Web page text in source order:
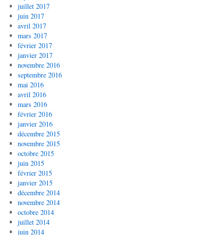
juillet 2017
juin 2017
avril 2017
mars 2017
février 2017
janvier 2017
novembre 2016
septembre 2016
mai 2016
avril 2016
mars 2016
février 2016
janvier 2016
décembre 2015
novembre 2015
octobre 2015
juin 2015
février 2015
janvier 2015
décembre 2014
novembre 2014
octobre 2014
juillet 2014
juin 2014